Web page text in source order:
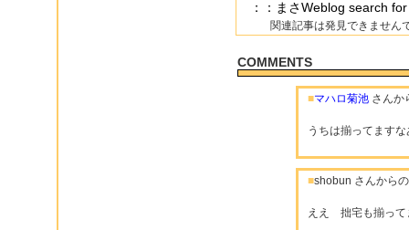
：：まさWeblog search
関連記事は発見できません
COMMENTS
■マハロ菊池 さんか
うちは揃ってますな
■shobun さんから
ええ 拙宅も揃っ